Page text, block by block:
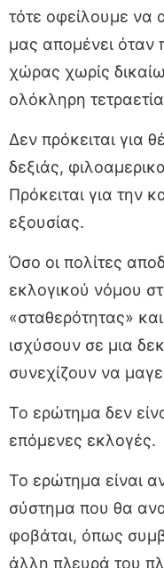
τότε οφείλουμε να
μας απομένει όταν
χώρας χωρίς
ολόκληρη
Δεν πρόκειται για
δεξιάς,
Πρόκειται για την
εξουσίας.
Όσο οι πολίτες
εκλογικού νόμου
«σταθερότητας»
ισχύσουν σε μια
συνεχίζουν να
Το ερώτημα δεν
επόμενες εκλογές.
Το ερώτημα είναι
σύστημα που θα
φοβάται, όπως
άλλη πλευρά του